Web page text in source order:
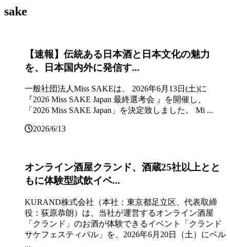
sake
【速報】伝統ある日本酒と日本文化の魅力
を、日本国内外に発信す...
一般社団法人Miss SAKEは、 2026年6月13日(土)に
『2026 Miss SAKE Japan 最終選考会 』を開催し、
「2026 Miss SAKE Japan」を決定致しました。 Mi ...
2026/6/13
オンライン酒屋クランド、酒蔵25社以上とと
もに体験型試飲イベ...
KURAND株式会社（本社：東京都足立区、代表取締
役：荻原恭朗）は、当社が運営するオンライン酒屋
「クランド」のお酒が体験できるイベント「クランド
サケフェスティバル」を、2026年6月20日（土）にベル
...